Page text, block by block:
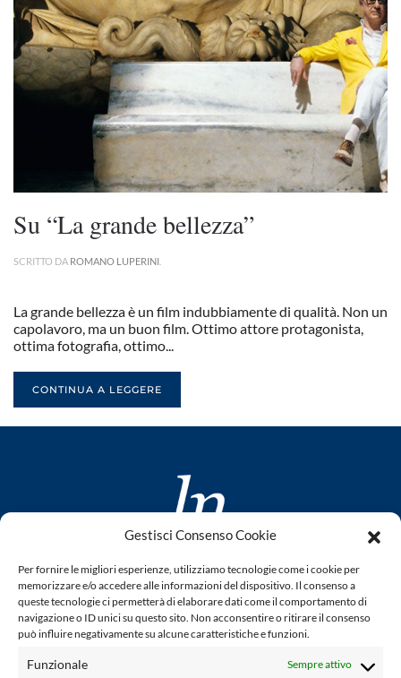
Gestisci Consenso Cookie
Per fornire le migliori esperienze, utilizziamo tecnologie come i cookie per
memorizzare e/o accedere alle informazioni del dispositivo. Il consenso a
queste tecnologie ci permetterà di elaborare dati come il comportamento di
navigazione o ID unici su questo sito. Non acconsentire o ritirare il consenso
può influire negativamente su alcune caratteristiche e funzioni.
Funzionale Sempre attivo
Su “La grande bellezza”
SCRITTO DA ROMANO LUPERINI
La grande bellezza è un film indubbiamente di qualità. Non un
capolavoro, ma un buon film. Ottimo attore protagonista,
ottima fotografia, ottimo...
CONTINUA A LEGGERE
www.laletteraturaenoi.it
fondato da Romano Luperini
Questo blog non rappresenta una testata giornalistica in
quanto viene aggiornato senza alcuna periodicità. Non può
legge n° 62 del 7.03.2001. L'autore non è responsabile per